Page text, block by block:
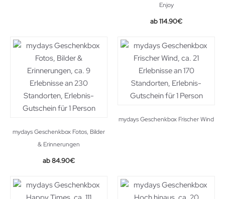
Enjoy
114.90€
mydays Geschenkbox Fotos, Bilder
& Erinnerungen
84.90€
mydays Geschenkbox Frischer Wind